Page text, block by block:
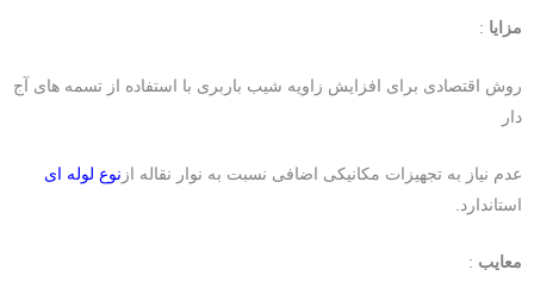
مزایا :
روش اقتصادی برای افزایش زاویه شیب باربری با استفاده از تسمه های آج
دار
عدم نیاز به تجهیزات مکانیکی اضافی نسبت به نوار نقاله از نوع لوله ای
استاندارد.
معایب :